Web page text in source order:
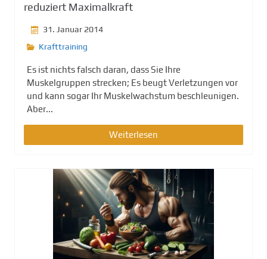
reduziert Maximalkraft
31. Januar 2014
Krafttraining
Es ist nichts falsch daran, dass Sie Ihre
Muskelgruppen strecken; Es beugt Verletzungen vor
und kann sogar Ihr Muskelwachstum beschleunigen.
Aber...
Weiterlesen